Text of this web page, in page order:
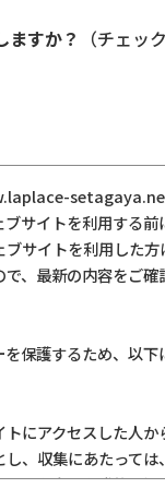
ますか？
（チェ
サイトを利用する
サイトを利用した
、最新の内容をご確
保護するため、以
にアクセスした人
、収集にあたって
た自身が自発的に